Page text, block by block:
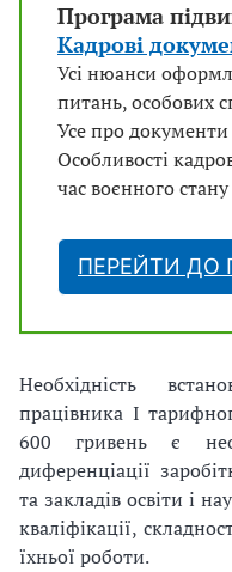
Програма
Кадрові
Усі нюанси
питань, особових
Усе про документи
Особливості
час воєнного стану
ПЕРЕЙТИ ДО
Необхідність
працівника І
600 гривень є
диференціації
та закладів освіти і
кваліфікації,
їхньої роботи.